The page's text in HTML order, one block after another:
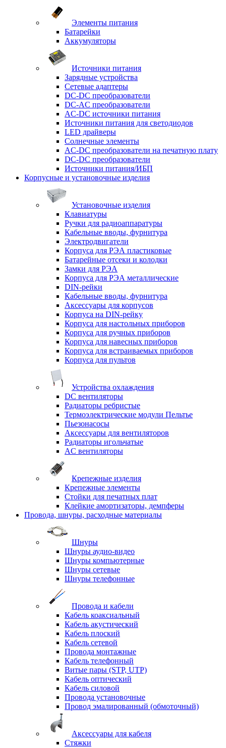
Элементы питания
Батарейки
Аккумуляторы
Источники питания
Зарядные устройства
Сетевые адаптеры
DC-DC преобразователи
DC-AC преобразователи
AC-DC источники питания
Источники питания для светодиодов
LED драйверы
Солнечные элементы
AC-DC преобразователи на печатную плату
DC-DC преобразователи
Источники питания/ИБП
Корпусные и установочные изделия
Установочные изделия
Клавиатуры
Ручки для радиоаппаратуры
Кабельные вводы, фурнитура
Электродвигатели
Корпуса для РЭА пластиковые
Батарейные отсеки и колодки
Замки для РЭА
Корпуса для РЭА металлические
DIN-рейки
Кабельные вводы, фурнитура
Аксессуары для корпусов
Корпуса на DIN-рейку
Корпуса для настольных приборов
Корпуса для ручных приборов
Корпуса для навесных приборов
Корпуса для встраиваемых приборов
Корпуса для пультов
Устройства охлаждения
DC вентиляторы
Радиаторы ребристые
Термоэлектрические модули Пельтье
Пьезонасосы
Аксессуары для вентиляторов
Радиаторы игольчатые
AC вентиляторы
Крепежные изделия
Крепежные элементы
Стойки для печатных плат
Клейкие амортизаторы, демпферы
Провода, шнуры, расходные материалы
Шнуры
Шнуры аудио-видео
Шнуры компьютерные
Шнуры сетевые
Шнуры телефонные
Провода и кабели
Кабель коаксиальный
Кабель акустический
Кабель плоский
Кабель сетевой
Провода монтажные
Кабель телефонный
Витые пары (STP, UTP)
Кабель оптический
Кабель силовой
Провода установочные
Провод эмалированный (обмоточный)
Аксессуары для кабеля
Стяжки